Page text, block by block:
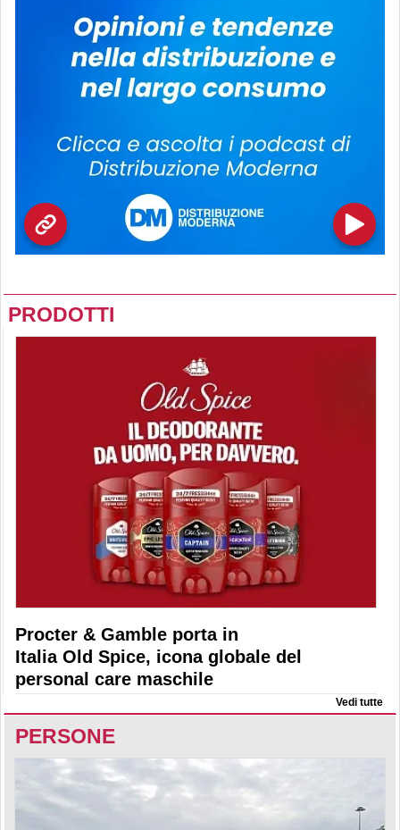
PRODOTTI
Procter & Gamble porta in
Italia Old Spice, icona globale del
personal care maschile
Vedi tutte
PERSONE